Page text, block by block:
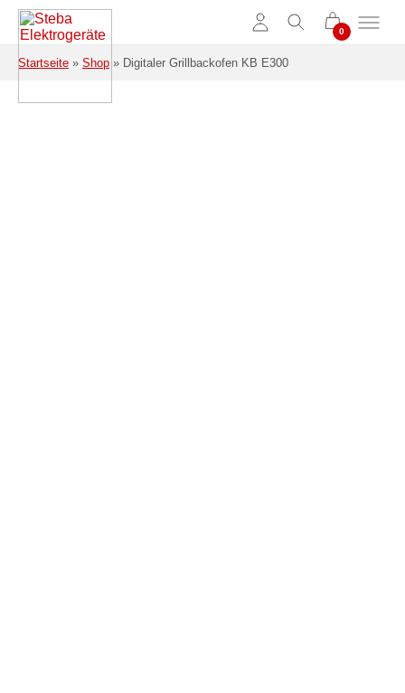
Zum Hauptinhalt springen
Startseite » Shop » Digitaler Grillbackofen KB E300